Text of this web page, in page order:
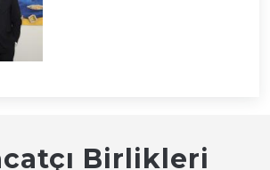
Birlikleri